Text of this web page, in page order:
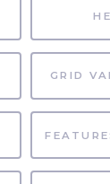
GRID